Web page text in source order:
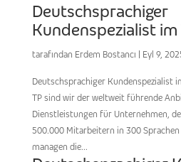
Deutschsprachiger
Kundenspezialist
tarafından Erdem Bostancı | Eyl 9,
Deutschsprachiger Kundenspezialist
TP sind wir der weltweit führende
Dienstleistungen für Unternehmen,
500.000 Mitarbeitern in 300
managen die...